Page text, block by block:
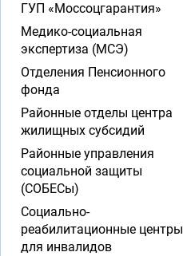
ГУП «Моссоцгарантия»
Медико-социальная
экспертиза (МСЭ)
Отделения Пенсионного
фонда
Районные отделы центра
жилищных субсидий
Районные управления
социальной защиты
(СОБЕСы)
Социально-
реабилитационные центры
для инвалидов